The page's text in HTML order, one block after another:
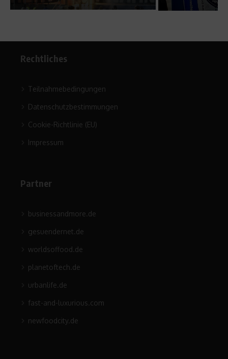
Rechtliches
Teilnahmebedingungen
Datenschutzbestimmungen
Cookie-Richtlinie (EU)
Impressum
Partner
businessandmore.de
gesuendernet.de
worldsoffood.de
planetoftech.de
urbanlife.de
fast-and-luxurious.com
newfoodcity.de